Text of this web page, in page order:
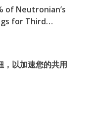
of Neutronian’s
for Third
，以加速您的共用